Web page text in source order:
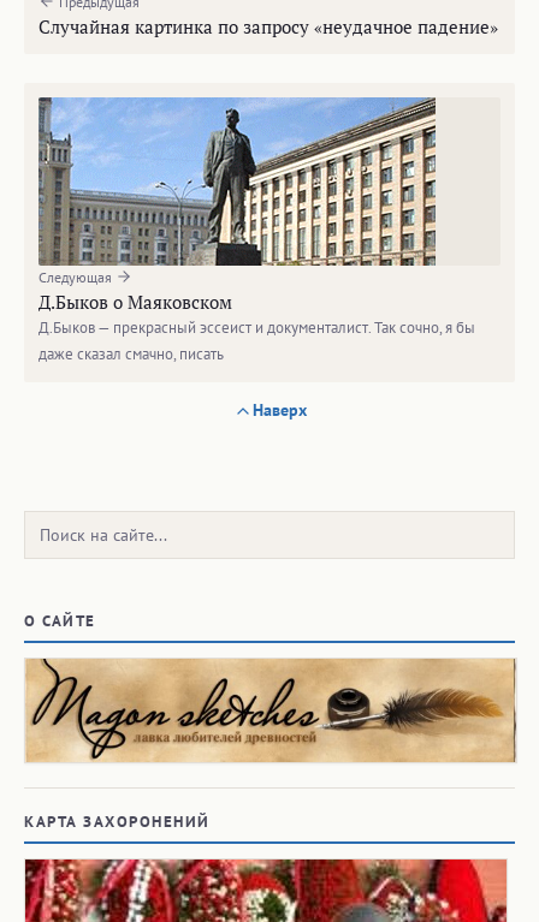
Случайная картинка по запросу «неудачное падение»
Следующая
Д.Быков о Маяковском
Д.Быков — прекрасный эссеист и документалист. Так сочно, я бы
даже сказал смачно, писать
Наверх
Поиск:
О САЙТЕ
КАРТА ЗАХОРОНЕНИЙ